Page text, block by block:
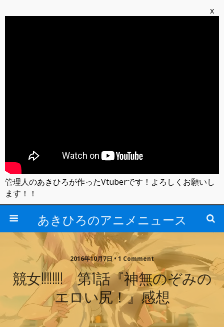
あきひろのアニメニュース
2016年10月7日 • 1 Comment
競女!!!!!!!! 第1話『神無のぞみの
エロい尻！』感想
x
管理人のあきひろが作ったVtuberです！よろしくお願いし
ます！！